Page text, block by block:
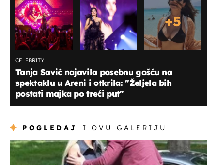
+5
CELEBRITY
Tanja Savić najavila posebnu gošću na
spektaklu u Areni i otkrila: "Željela bih
postati majka po treći put"
POGLEDAJ I OVU GALERIJU